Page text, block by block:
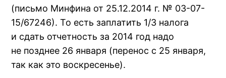
(письмо Минфина от 25.12.2014 г. № 03-07-
15/67246). То есть заплатить 1/3 налога
и сдать отчетность за 2014 год надо
не позднее 26 января (перенос с 25 января,
так как это воскресенье).